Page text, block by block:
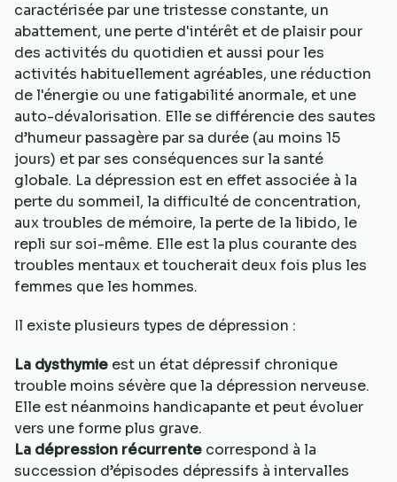
caractérisée par une tristesse constante, un
abattement, une perte d'intérêt et de plaisir pour
des activités du quotidien et aussi pour les
activités habituellement agréables, une réduction
de l'énergie ou une fatigabilité anormale, et une
auto-dévalorisation. Elle se différencie des sautes
d’humeur passagère par sa durée (au moins 15
jours) et par ses conséquences sur la santé
globale. La dépression est en effet associée à la
perte du sommeil, la difficulté de concentration,
aux troubles de mémoire, la perte de la libido, le
repli sur soi-même. Elle est la plus courante des
troubles mentaux et toucherait deux fois plus les
femmes que les hommes.
Il existe plusieurs types de dépression :
La dysthymie est un état dépressif chronique
trouble moins sévère que la dépression nerveuse.
Elle est néanmoins handicapante et peut évoluer
vers une forme plus grave.
La dépression récurrente correspond à la
succession d’épisodes dépressifs à intervalles